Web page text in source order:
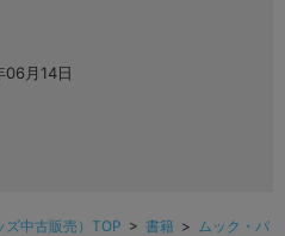
06月14日
ズ中古販売）TOP > 書籍 > ムック・パ